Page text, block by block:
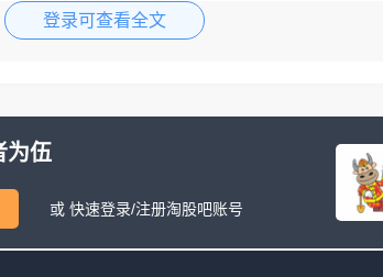
登录可查看全文
为伍
或 快速登录/注册淘股吧账号